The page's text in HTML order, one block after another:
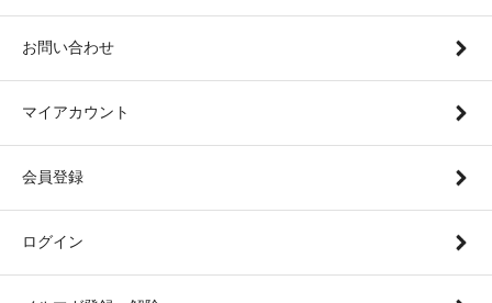
お問い合わせ
マイアカウント
会員登録
ログイン